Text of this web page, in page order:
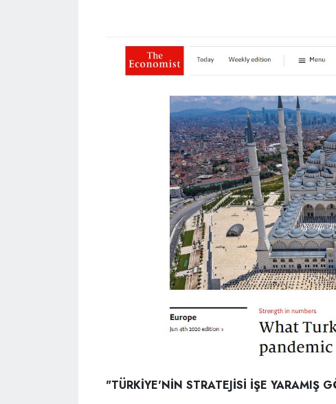
"TÜRKİYE'NİN STRATEJİSİ İŞE YARAMIŞ